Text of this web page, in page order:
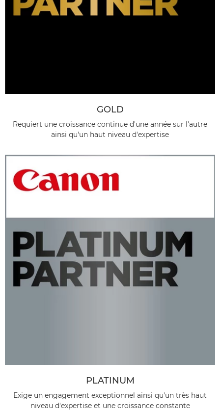
GOLD
Requiert une croissance continue d'une année sur l'autre
ainsi qu'un haut niveau d'expertise
PLATINUM
Exige un engagement exceptionnel ainsi qu'un très haut
niveau d'expertise et une croissance constante